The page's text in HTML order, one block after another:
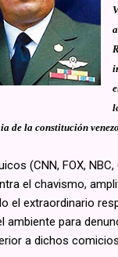
de la constitución
(CNN, FOX,
el chavismo,
el extraordinario
ambiente para
a dichos